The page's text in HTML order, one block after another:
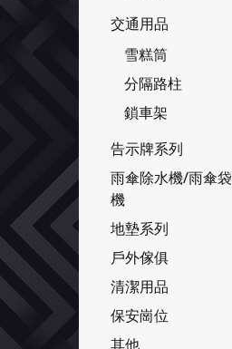
交通用品
雪糕筒
分隔路柱
鎖車架
告示牌系列
雨傘除水機/雨傘袋
機
地墊系列
戶外傢俱
清潔用品
保安崗位
其他